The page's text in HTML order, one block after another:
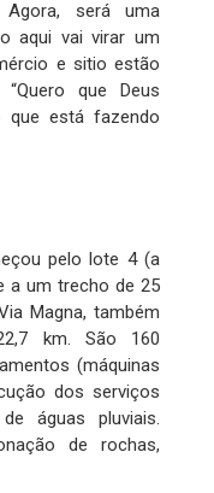
será uma
aqui vai virar um
e sitio estão
que Deus
que está fazendo
pelo lote 4 (a
a um trecho de 25
Magna, também
km. São 160
(máquinas
dos serviços
águas pluviais.
de rochas,